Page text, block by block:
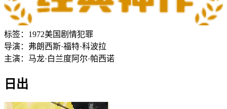
标签： 1972美国 剧情犯罪
导演： 弗朗西斯·福特·科波拉
主演： 马龙·白兰度阿尔·帕西诺
日出